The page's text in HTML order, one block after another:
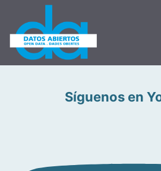
Síguenos en